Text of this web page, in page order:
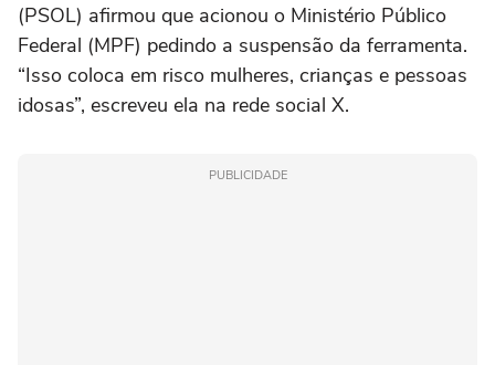
(PSOL) afirmou que acionou o Ministério Público
Federal (MPF) pedindo a suspensão da ferramenta.
“Isso coloca em risco mulheres, crianças e pessoas
idosas”, escreveu ela na rede social X.
PUBLICIDADE